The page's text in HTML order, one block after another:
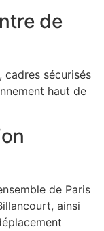
de
sécurisés
haut de
de Paris
ainsi